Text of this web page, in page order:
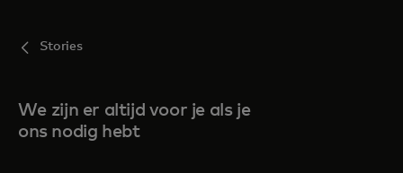
Stories
We zijn er altijd voor je als je
ons nodig hebt